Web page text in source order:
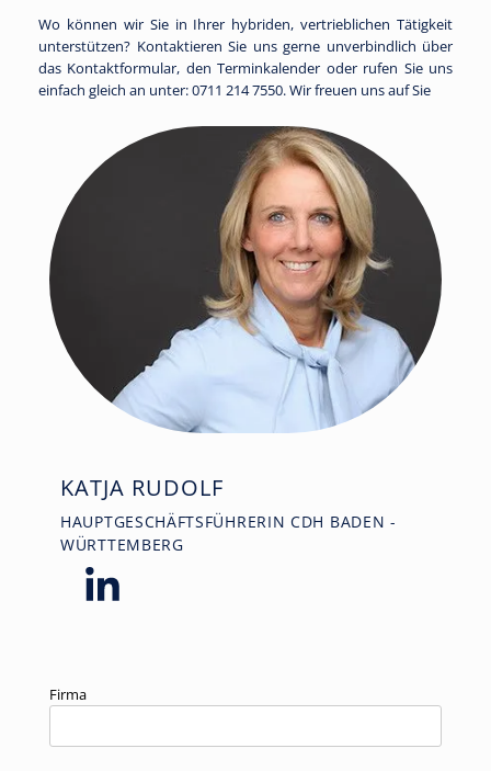
Wo können wir Sie in Ihrer hybriden, vertrieblichen Tätigkeit
unterstützen? Kontaktieren Sie uns gerne unverbindlich über
das Kontaktformular, den Terminkalender oder rufen Sie uns
einfach gleich an unter: 0711 214 7550. Wir freuen uns auf Sie
KATJA RUDOLF
HAUPTGESCHÄFTSFÜHRERIN CDH BADEN -
WÜRTTEMBERG
Firma